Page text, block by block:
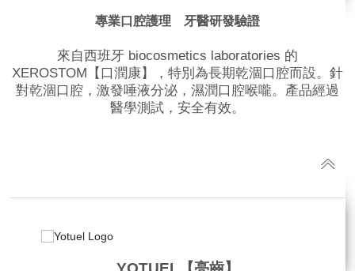
專業口腔護理 牙醫研發驗證
來自西班牙 biocosmetics laboratories 的
XEROSTOM【口潤康】，特別為長期乾涸口腔而設。針
對乾涸口腔，激發唾液分泌，濕潤口腔喉嚨。產品經過
醫學測試，安全有效。